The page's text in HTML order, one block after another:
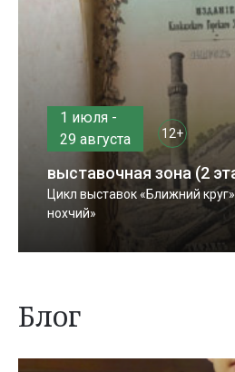
1 июля -
29 августа
12+
выставочная зона (2
Цикл выставок «Ближний
нохчий»
Блог